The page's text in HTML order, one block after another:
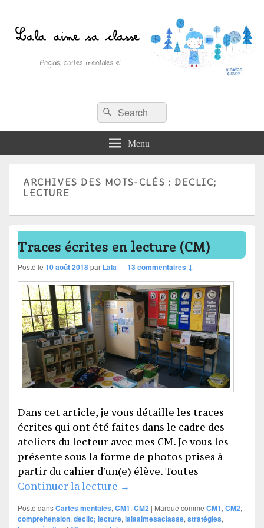
Lala aime sa classe
Anglais, cartes mentales et ….Recherche :
Rechercher
Menu
ARCHIVES DES MOTS-CLÉS : DECLIC;
LECTURE
Traces écrites en lecture (CM)
Posté le 10 août 2018par Lala—13 commentaires ↓
Dans cet article, je vous détaille les traces
écrites qui ont été faites dans le cadre des
ateliers du lecteur avec mes CM. Je vous les
présente sous la forme de photos prises à
partir du cahier d’un(e) élève. Toutes
Continuer la lecture Traces écrites en lecture
→
Posté dansCartes mentales, CM1, CM2 | Marqué comme CM1, CM2,
comprehension, declic; lecture, lalaaimesaclasse, stratégies,